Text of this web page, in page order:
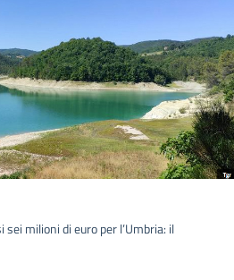
milioni di euro per l’Umbria: il